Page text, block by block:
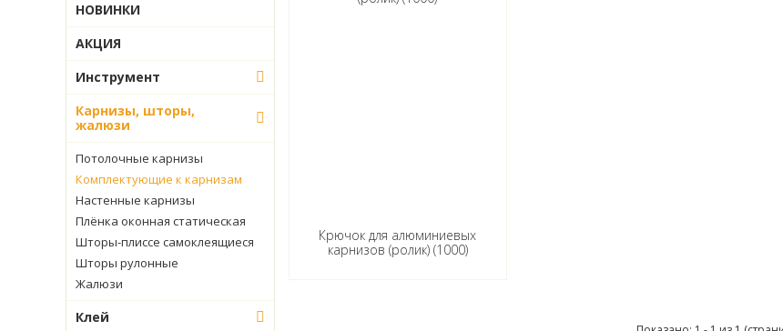
Обои
Панели стеновые
Печное оборудование
Потолочные покрытия
Промтовары
НОВИНКИ
АКЦИЯ
Инструмент
Карнизы, шторы,
жалюзи
Потолочные карнизы
Комплектующие к карнизам
Настенные карнизы
Плёнка оконная статическая
Шторы-плиссе самоклеящиеся
Шторы рулонные
Жалюзи
Клей
Крючок для алюминиевых
карнизов (ролик) (1000)